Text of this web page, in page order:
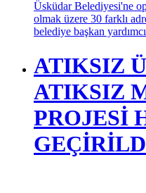
Üsküdar Belediyesi'ne
olmak üzere 30 farklı
belediye başkan
ATIKSIZ
ATIKSIZ
PROJESİ